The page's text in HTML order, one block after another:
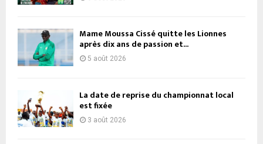
Mame Moussa Cissé quitte les Lionnes
après dix ans de passion et...
5 août 2026
La date de reprise du championnat local
est fixée
3 août 2026